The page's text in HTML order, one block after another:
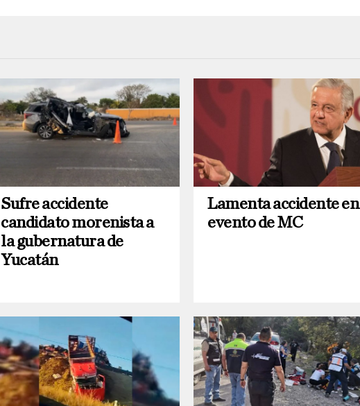
Sufre accidente
candidato morenista a
la gubernatura de
Yucatán
Lamenta accidente en
evento de MC